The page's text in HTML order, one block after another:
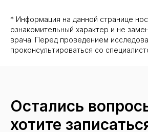
* Информация на данной странице
ознакомительный характер и не
врача. Перед проведением
проконсультироваться со
Остались
хотите